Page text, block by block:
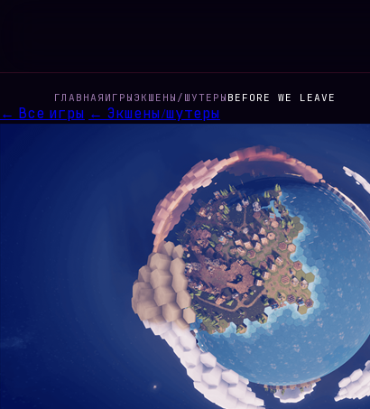
ГЛАВНАЯ ИГРЫ ЭКШЕНЫ/ШУТЕРЫ BEFORE WE LEAVE
← Все игры ← Экшены/шутеры